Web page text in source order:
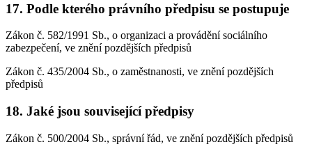
17. Podle kterého právního předpisu se postupuje
Zákon č. 582/1991 Sb., o organizaci a provádění sociálního
zabezpečení, ve znění pozdějších předpisů
Zákon č. 435/2004 Sb., o zaměstnanosti, ve znění pozdějších
předpisů
18. Jaké jsou související předpisy
Zákon č. 500/2004 Sb., správní řád, ve znění pozdějších předpisů